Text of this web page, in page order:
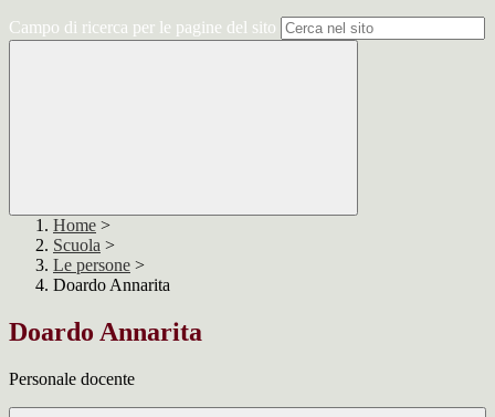
Campo di ricerca per le pagine del sito
Home >
Scuola >
Le persone >
Doardo Annarita
Doardo Annarita
Personale docente